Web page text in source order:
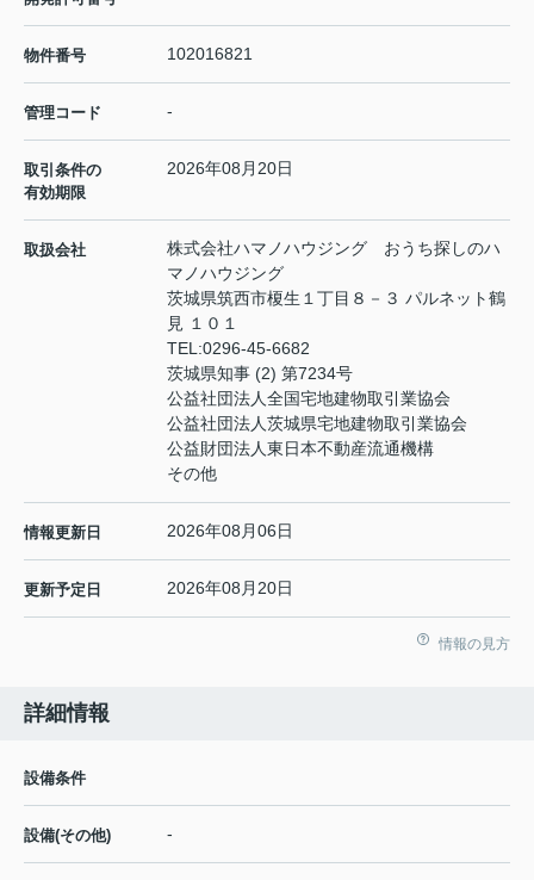
物件番号 102016821
管理コード -
取引条件の
有効期限
2026年08月20日
取扱会社
株式会社ハマノハウジング おうち探しのハ
マノハウジング
茨城県筑西市榎生１丁目８－３ パルネット鶴
見 １０１
TEL:0296-45-6682
茨城県知事 (2) 第7234号
公益社団法人全国宅地建物取引業協会
公益社団法人茨城県宅地建物取引業協会
公益財団法人東日本不動産流通機構
その他
情報更新日 2026年08月06日
更新予定日 2026年08月20日
情報の見方
詳細情報
設備条件
設備(その他) -